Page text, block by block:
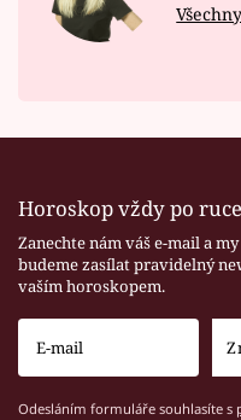
Horoskop vždy po ruce
Zanechte nám váš e-mail a
budeme zasílat pravidelný
vaším horoskopem.
Odesláním formuláře souhlasíte s